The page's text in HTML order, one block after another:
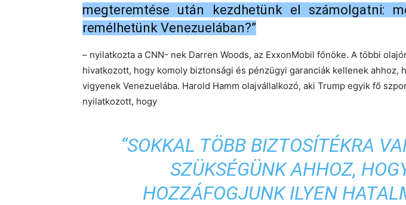
megteremtése után kezdhetünk el számolgatni:
remélhetünk Venezuelában?”
– nyilatkozta a CNN- nek Darren Woods, az ExxonMobil főnöke. A többi
hivatkozott, hogy komoly biztonsági és pénzügyi garanciák kellenek ahhoz,
vigyenek Venezuelába. Harold Hamm olajvállalkozó, aki Trump egyik fő
nyilatkozott, hogy
“SOKKAL TÖBB BIZTOSÍTÉKRA
SZÜKSÉGÜNK AHHOZ,
HOZZÁFOGJUNK ILYEN